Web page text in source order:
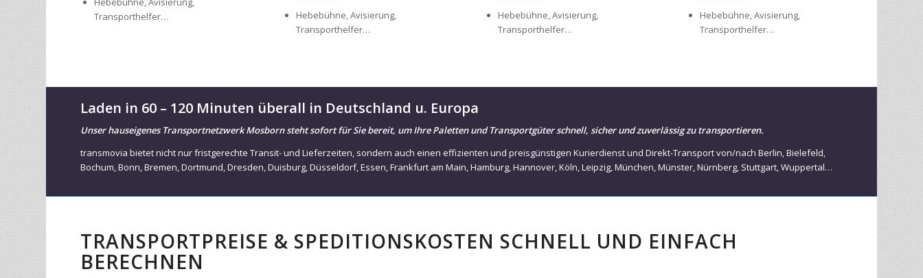
transmovia bietet nicht nur fristgerechte Transit- und Lieferzeiten, sondern auch einen effizienten und preisgünstigen Kurierdienst und Direkt-Transport von/nach
Bochum,Bonn,Bremen,Dortmund,Dresden,Duisburg,Düsseldorf,Essen,Frankfurt am Main,Hamburg,Hannover,Köln,Leipzig,München,Münster,Nürnberg,Stuttgart
TRANSPORTPREISE & SPEDITIONSKOSTEN SCHNELL UND EINFACH
Immer dann, wenn Waren oder Güter innhalb von Mosborn von A nach B transportiert werden, fallen Frachtkosten an. Diese zu ermitteln ist allerdings oftmals kompliziert und
zeitaufwändig, da bei der Berechnung viele Faktoren beachtet werden müssen.